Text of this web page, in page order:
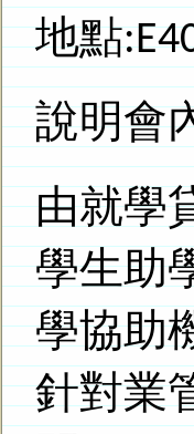
地點
說明會
由就學
學生助
學協助
針對業